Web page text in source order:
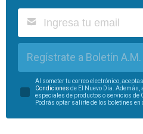
Regístrate a Boletín A.M.
Al someter tu correo electrónico,
Condiciones de El Nuevo Día.
especiales de productos o servicios de
Podrás optar salirte de los boletines en